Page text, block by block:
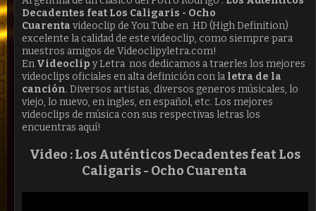
Decadentes feat Los Caligaris - Ocho
Cuarenta videoclip de You Tube en HD (High Definition)
excelente la calidad de este videoclip, como siempre para
nuestros amigos de Videoclipyletra.com!
En Videoclip y Letra nos dedicamos a traerles los mejores
videoclips oficiales en alta definición con la letra de la
canción. Diversos artistas, diversos generos músicales, lo
viejo, lo nuevo, en ingles, en español, etc. Los mejores
videoclips de música con sus respectivas letras los
encuentras aquí!
Video :Los Auténticos Decadentes feat Los
Caligaris - Ocho Cuarenta